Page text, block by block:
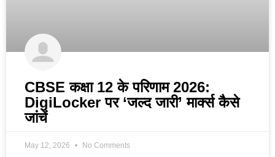
CBSE कक्षा 12 के परिणाम 2026:
DigiLocker पर ‘जल्द जारी’ मार्क्स कैसे
जांचें
May 12, 2026 No Comments